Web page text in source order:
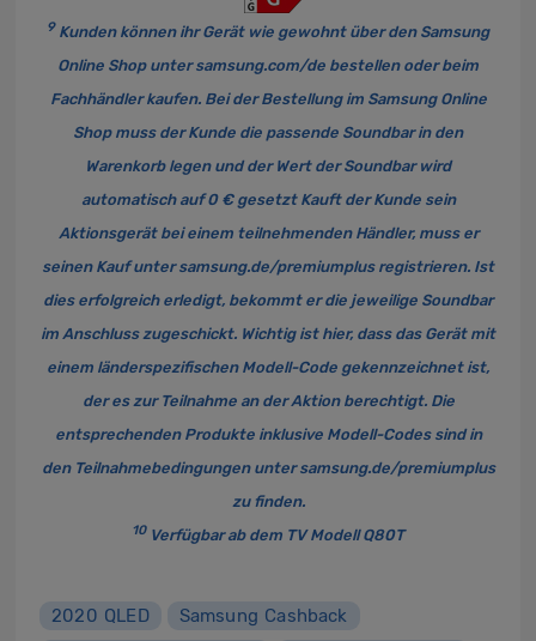
9 Kunden können ihr Gerät wie gewohnt über den Samsung
Online Shop untersamsung.com/de bestellen oder beim
Fachhändler kaufen. Bei der Bestellung im Samsung Online
Shop muss der Kunde die passende Soundbar in den
Warenkorb legen und der Wert der Soundbar wird
automatisch auf 0 € gesetzt Kauft der Kunde sein
Aktionsgerät bei einem teilnehmenden Händler, muss er
seinen Kauf untersamsung.de/premiumplusregistrieren. Ist
dies erfolgreich erledigt, bekommt er die jeweilige Soundbar
im Anschluss zugeschickt. Wichtig ist hier, dass das Gerät mit
einem länderspezifischen Modell-Code gekennzeichnet ist,
der es zur Teilnahme an der Aktion berechtigt. Die
entsprechenden Produkte inklusive Modell-Codes sind in
den Teilnahmebedingungen untersamsung.de/premiumplus
zu finden.
10 Verfügbar ab dem TV Modell Q80T
2020 QLED
Samsung Cashback